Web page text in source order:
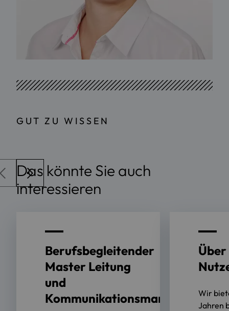
GUT ZU WISSEN
Das könnte Sie auch
interessieren
Berufsbegleitender
Master Leitung
und
Kommunikationsmanagement
Über
Wir
Jahren